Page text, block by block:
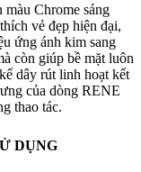
màu Chrome sáng
vẻ đẹp hiện đại,
ứng ánh kim sang
còn giúp bề mặt luôn
dây rút linh hoạt kết
của dòng RENE
thao tác.
DỤNG